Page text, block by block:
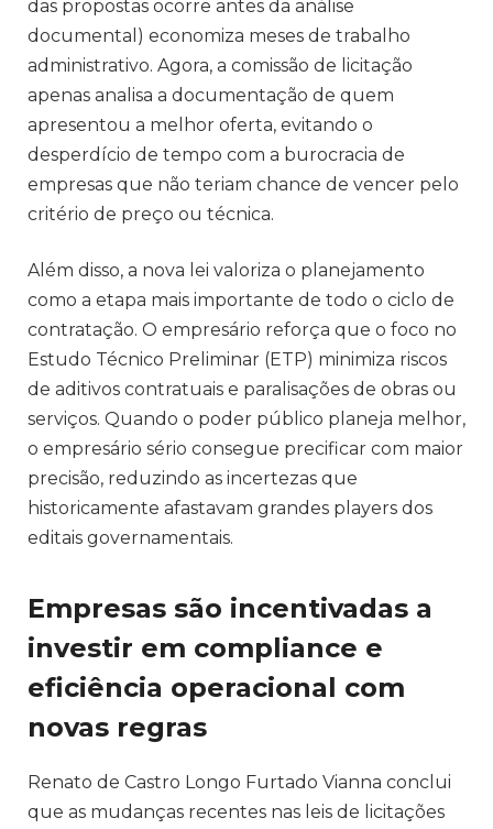
das propostas ocorre antes da análise
documental) economiza meses de trabalho
administrativo. Agora, a comissão de licitação
apenas analisa a documentação de quem
apresentou a melhor oferta, evitando o
desperdício de tempo com a burocracia de
empresas que não teriam chance de vencer pelo
critério de preço ou técnica.
Além disso, a nova lei valoriza o planejamento
como a etapa mais importante de todo o ciclo de
contratação. O empresário reforça que o foco no
Estudo Técnico Preliminar (ETP) minimiza riscos
de aditivos contratuais e paralisações de obras ou
serviços. Quando o poder público planeja melhor,
o empresário sério consegue precificar com maior
precisão, reduzindo as incertezas que
historicamente afastavam grandes players dos
editais governamentais.
Empresas são incentivadas a
investir em compliance e
eficiência operacional com
novas regras
Renato de Castro Longo Furtado Vianna conclui
que as mudanças recentes nas leis de licitações